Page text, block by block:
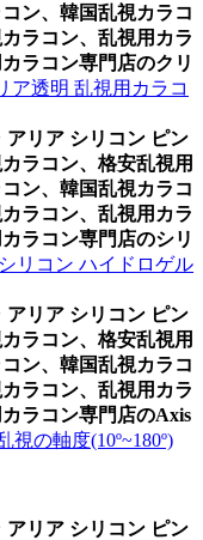
ン、韓国乱視カラコ
ラコン、乱視用カラ
ラコン専門店のクリ
ア透明 乱視用カラコ
アリア シリコン ピン
ラコン、格安乱視用
ン、韓国乱視カラコ
ラコン、乱視用カラ
ラコン専門店のシリ
シリコン ハイドロゲル
アリア シリコン ピン
ラコン、格安乱視用
ン、韓国乱視カラコ
ラコン、乱視用カラ
ラコン専門店のAxis
視の軸度(10º~180º)
アリア シリコン ピン